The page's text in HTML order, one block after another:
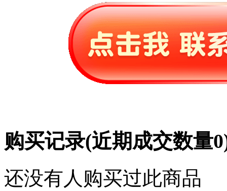
购买记录(近期成交数量0
还没有人购买过此商品